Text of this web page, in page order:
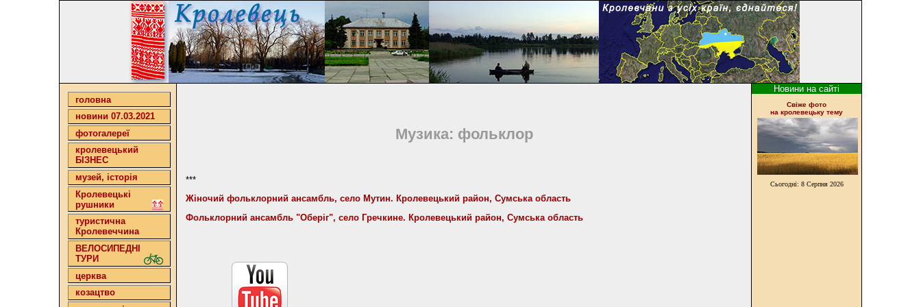
головна
новини 07.03.2021
фотогалереї
кролевецький
БІЗНЕС
музей, історія
Кролевецькі
рушники
туристична
Кролевеччина
ВЕЛОСИПЕДНІ
ТУРИ
церква
козацтво
Новини на сайті
Cвіже фото
на кролевецьку тему
Сьогодні: 8 Серпня 2026
Музика: фольклор
***
Жіночий фольклорний ансамбль, cело Мутин. Кролевецький район, Сумська область
Фольклорний ансамбль "Оберіг", село Гречкине. Кролевецький район, Сумська область